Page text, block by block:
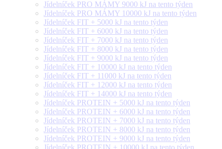
Jídelníček PRO MÁMY 9000 kJ na tento týden
Jídelníček PRO MÁMY 10000 kJ na tento týden
Jídelníček FIT + 5000 kJ na tento týden
Jídelníček FIT + 6000 kJ na tento týden
Jídelníček FIT + 7000 kJ na tento týden
Jídelníček FIT + 8000 kJ na tento týden
Jídelníček FIT + 9000 kJ na tento týden
Jídelníček FIT + 10000 kJ na tento týden
Jídelníček FIT + 11000 kJ na tento týden
Jídelníček FIT + 12000 kJ na tento týden
Jídelníček FIT + 14000 kJ na tento týden
Jídelníček PROTEIN + 5000 kJ na tento týden
Jídelníček PROTEIN + 6000 kJ na tento týden
Jídelníček PROTEIN + 7000 kJ na tento týden
Jídelníček PROTEIN + 8000 kJ na tento týden
Jídelníček PROTEIN + 9000 kJ na tento týden
Jídelníček PROTEIN + 10000 kJ na tento týden